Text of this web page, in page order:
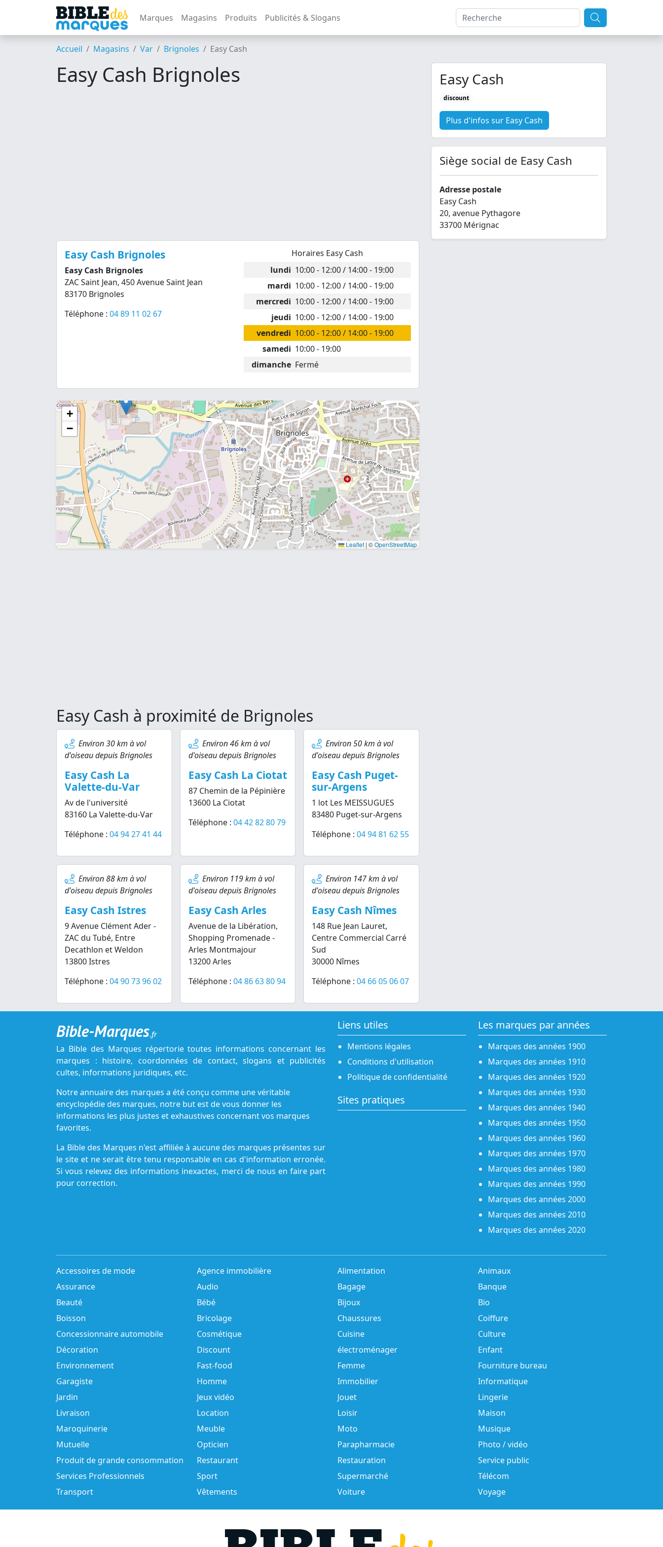
Marques Magasins Produits Publicités & Slogans
Accueil Magasins Var Brignoles Easy Cash
Easy Cash Brignoles
Easy Cash Brignoles
Easy Cash Brignoles
ZAC Saint Jean, 450 Avenue Saint Jean
83170 Brignoles
Téléphone : 04 89 11 02 67
Horaires Easy Cash
lundi 10:00 - 12:00 / 14:00 - 19:00
mardi 10:00 - 12:00 / 14:00 - 19:00
mercredi 10:00 - 12:00 / 14:00 - 19:00
jeudi 10:00 - 12:00 / 14:00 - 19:00
vendredi 10:00 - 12:00 / 14:00 - 19:00
samedi 10:00 - 19:00
dimanche Fermé
+
−
Leaflet | ©OpenStreetMap
Easy Cash à proximité de Brignoles
Environ 30 km à vol
d'oiseau depuis Brignoles
Easy Cash La
Valette-du-Var
Av de l'université
83160 La Valette-du-Var
Téléphone : 04 94 27 41 44
Environ 46 km à vol
d'oiseau depuis Brignoles
Easy Cash La Ciotat
87 Chemin de la Pépinière
13600 La Ciotat
Téléphone : 04 42 82 80 79
Environ 50 km à vol
d'oiseau depuis Brignoles
Easy Cash Puget-
sur-Argens
1 lot Les MEISSUGUES
83480 Puget-sur-Argens
Téléphone :04 94 81 62 55
Environ 88 km à vol
d'oiseau depuis Brignoles
Easy Cash Istres
9 Avenue Clément Ader -
ZAC du Tubé, Entre
Decathlon et Weldon
13800 Istres
Téléphone : 04 90 73 96 02
Environ 119 km à vol
d'oiseau depuis Brignoles
Easy Cash Arles
Avenue de la Libération,
Shopping Promenade -
Arles Montmajour
13200 Arles
Téléphone : 04 86 63 80 94
Environ 147 km à vol
d'oiseau depuis Brignoles
Easy Cash Nîmes
148 Rue Jean Lauret,
Centre Commercial Carré
Sud
30000 Nîmes
Téléphone :04 66 05 06 07
Easy Cash
discount
Plus d'infos sur Easy Cash
Siège social de Easy Cash
Adresse postale
Easy Cash
20, avenue Pythagore
33700 Mérignac
Bible-Marques.fr
La Bible des Marques répertorie toutes informations concernant les
marques : histoire, coordonnées de contact, slogans et publicités
cultes, informations juridiques, etc.
Notre annuaire des marques a été conçu comme une véritable
encyclopédie des marques, notre but est de vous donner les
informations les plus justes et exhaustives concernant vos marques
favorites.
La Bible des Marques n'est affiliée à aucune des marques présentes sur
le site et ne serait être tenu responsable en cas d'information erronée.
Si vous relevez des informations inexactes, merci de nous en faire part
pour correction.
Liens utiles
Mentions légales
Conditions d'utilisation
Politique de confidentialité
Sites pratiques
Les marques par années
Marques des années 1900
Marques des années 1910
Marques des années 1920
Marques des années 1930
Marques des années 1940
Marques des années 1950
Marques des années 1960
Marques des années 1970
Marques des années 1980
Marques des années 1990
Marques des années 2000
Marques des années 2010
Marques des années 2020
Accessoires de mode Agence immobilière Alimentation
Animaux
Assurance
Audio Bagage
Banque
Beauté
Bébé Bijoux
Bio
Boisson
Bricolage Chaussures
Coiffure
Concessionnaire automobile
Cosmétique Cuisine
Culture
Décoration
Discount électroménager
Enfant
Environnement
Fast-food Femme
Fourniture bureau
Garagiste
Homme Immobilier
Informatique
Jardin
Jeux vidéo Jouet
Lingerie
Livraison
Location Loisir
Maison
Maroquinerie
Meuble Moto
Musique
Mutuelle
Opticien Parapharmacie
Photo / vidéo
Produit de grande consommation
Restaurant Restauration
Service public
Services Professionnels
Sport Supermarché
Télécom
Transport
Vêtements Voiture Voyage